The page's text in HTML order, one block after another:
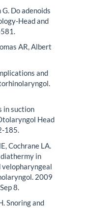
Do adenoids
Head and
AR, Albert
and
in suction
Head
185.
Cochrane LA.
in
2009
8.
Snoring and